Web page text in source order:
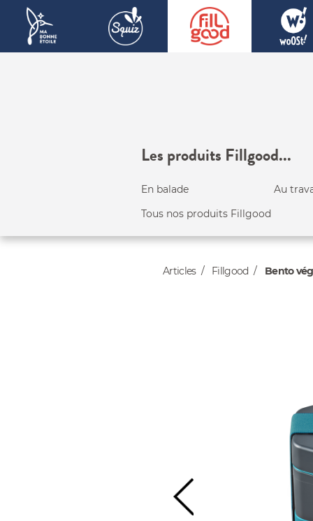
Les produits Fillgood...
En balade
Au
Tous nos produits Fillgood
Articles Fillgood Bento